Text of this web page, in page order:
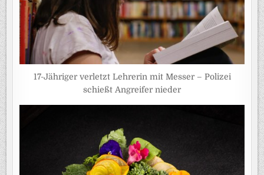
17-Jähriger verletzt Lehrerin mit Messer – Polizei
schießt Angreifer nieder